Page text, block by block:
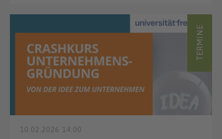
TERMINE
10.02.2026 14:00